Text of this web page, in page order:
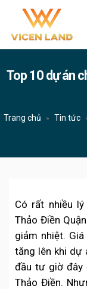
Top 10 dự án
Trang chủ » Tin tức
Có rất nhiều
Thảo Điền
giảm nhiệt.
tăng lên khi dự
đầu tư giờ đây
Thảo Điền.